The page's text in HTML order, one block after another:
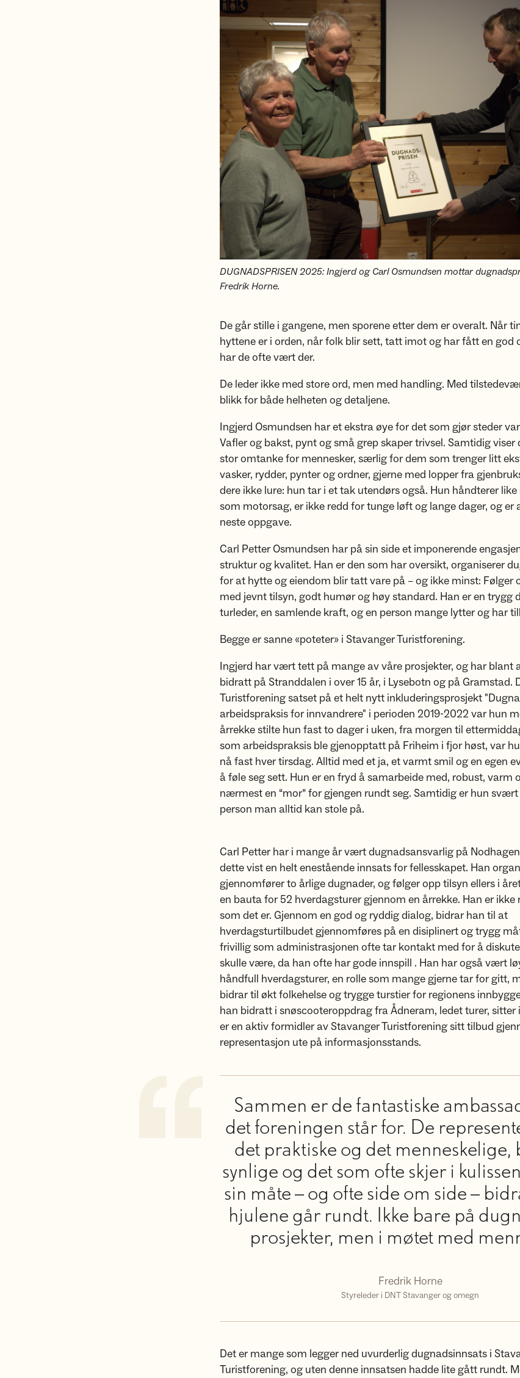
DUGNADSPRISEN 2025: Ingjerd og Carl Osmundsen mottar
Fredrik Horne.
De går stille i gangene, men sporene etter dem er overalt. Når
hyttene er i orden, når folk blir sett, tatt imot og har fått en god
har de ofte vært der.
De leder ikke med store ord, men med handling. Med
blikk for både helheten og detaljene.
Ingjerd Osmundsen har et ekstra øye for det som gjør steder
Vafler og bakst, pynt og små grep skaper trivsel. Samtidig viser
stor omtanke for mennesker, særlig for dem som trenger litt
vasker, rydder, pynter og ordner, gjerne med lopper fra
dere ikke lure: hun tar i et tak utendørs også. Hun håndterer
som motorsag, er ikke redd for tunge løft og lange dager, og er
neste oppgave.
Carl Petter Osmundsen har på sin side et imponerende
struktur og kvalitet. Han er den som har oversikt, organiserer
for at hytte og eiendom blir tatt vare på – og ikke minst: Følger
med jevnt tilsyn, godt humør og høy standard. Han er en trygg
turleder, en samlende kraft, og en person mange lytter og har
Begge er sanne «poteter» i Stavanger Turistforening.
Ingjerd har vært tett på mange av våre prosjekter, og har blant
bidratt på Stranddalen i over 15 år, i Lysebotn og på Gramstad.
Turistforening satset på et helt nytt inkluderingsprosjekt
arbeidspraksis for innvandrere" i perioden 2019-2022 var hun
årrekke stilte hun fast to dager i uken, fra morgen til
som arbeidspraksis ble gjenopptatt på Friheim i fjor høst, var
nå fast hver tirsdag. Alltid med et ja, et varmt smil og en egen
å føle seg sett. Hun er en fryd å samarbeide med, robust, varm
nærmest en “mor” for gjengen rundt seg. Samtidig er hun
person man alltid kan stole på.
Carl Petter har i mange år vært dugnadsansvarlig på
dette vist en helt enestående innsats for fellesskapet. Han
gjennomfører to årlige dugnader, og følger opp tilsyn ellers i
en bauta for 52 hverdagsturer gjennom en årrekke. Han er ikke
som det er. Gjennom en god og ryddig dialog, bidrar han til at
hverdagsturtilbudet gjennomføres på en disiplinert og trygg
frivillig som administrasjonen ofte tar kontakt med for å
skulle være, da han ofte har gode innspill . Han har også vært
håndfull hverdagsturer, en rolle som mange gjerne tar for gitt,
bidrar til økt folkehelse og trygge turstier for regionens
han bidratt i snøscooteroppdrag fra Ådneram, ledet turer, sitter
er en aktiv formidler av Stavanger Turistforening sitt tilbud
representasjon ute på informasjonsstands.
Sammen er de fantastiske
det foreningen står for. De
det praktiske og det menneskelige,
synlige og det som ofte skjer i
sin måte – og ofte side om side –
hjulene går rundt. Ikke bare på
prosjekter, men i møtet med
Fredrik Horne
Styreleder i DNT Stavanger og omegn
Det er mange som legger ned uvurderlig dugnadsinnsats i
Turistforening, og uten denne innsatsen hadde lite gått rundt.